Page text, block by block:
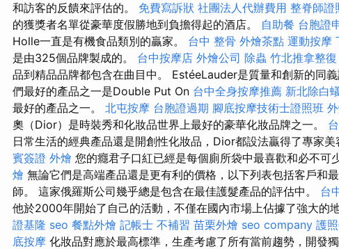
和訪客的反饋來評估的。 免費寫訴狀 社團法人代辦費用 整脊師證
的獲獎者名單從豪華度假勝地到負擔得起的酒店。 自助餐 台胞證
Holle一直是有機食品類別的贏家。 台中 整骨 外燴茶點 運動按摩
是由325個品牌製成的。 台中按摩店 外燴公司 除蟲 竹北推拿整復
品到精品品牌都包含在曲目中。 EstéeLauder是質量和創新的同
們最好的產品之一是Double Put On 台中全身按摩推薦 新北除白
最好的產品之一。 北屯按摩 台胞證過期 腳底按摩技術士證照班
奧（Dior）是時裝秀和化妝品世界上最好的豪華化妝品牌之一。
日常生活的經典產品還是開創性化妝品，Dior都設法贏得了專家美
賓簽證 外燴 您的癮君子口紅已經是每個廁所袋中最喜歡和必不可
燴 無論它們是高端產品還是更有利的價格，以下列表包括客戶和
師。 這家俄羅斯公司幾乎總是包含在最佳護髮產品的評估中。 台
他於2000年開始了自己的活動，不僅在國內市場上佔據了強大的
證基隆 seo 餐點外燴 記帳士 不補習 苗栗外燴 seo company 護
底按摩 化妝品對應於最高標準，生產考慮了所有當前趨勢，開發